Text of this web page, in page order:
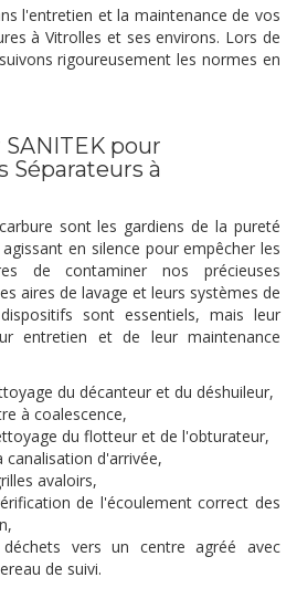
l'entretien et la maintenance de vos
à Vitrolles et ses environs. Lors de
rigoureusement les normes en
pour
Séparateurs à
sont les gardiens de la pureté
en silence pour empêcher les
de contaminer nos précieuses
aires de lavage et leurs systèmes de
sont essentiels, mais leur
entretien et de leur maintenance
du décanteur et du déshuileur,
à coalescence,
du flotteur et de l'obturateur,
canalisation d'arrivée,
avaloirs,
de l'écoulement correct des
vers un centre agréé avec
de suivi.